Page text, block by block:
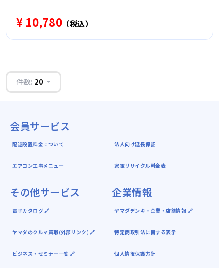
¥ 10,780 （税込）
件数: 20
会員サービス
配送設置料金について
エアコン工事メニュー
法人向け延長保証
家電リサイクル料金表
その他サービス
電子カタログ 🔗
ヤマダのクルマ買取(外部リンク) 🔗
ビジネス・セミナー一覧 🔗
企業情報
ヤマダデンキ ｰ 企業・店舗情報 🔗
特定商取引法に関する表示
個人情報保護方針